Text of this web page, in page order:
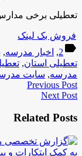
تعطیلی برخی مدارس 2 استان به دلیل بارش
فروش بک لینک
label
2
, اخبار مدرسه,
تعطیلی استان,
مدرسه, سایت
Previous Post
Next Post
Related Posts